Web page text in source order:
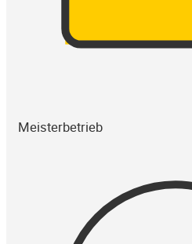
Meisterbetrieb